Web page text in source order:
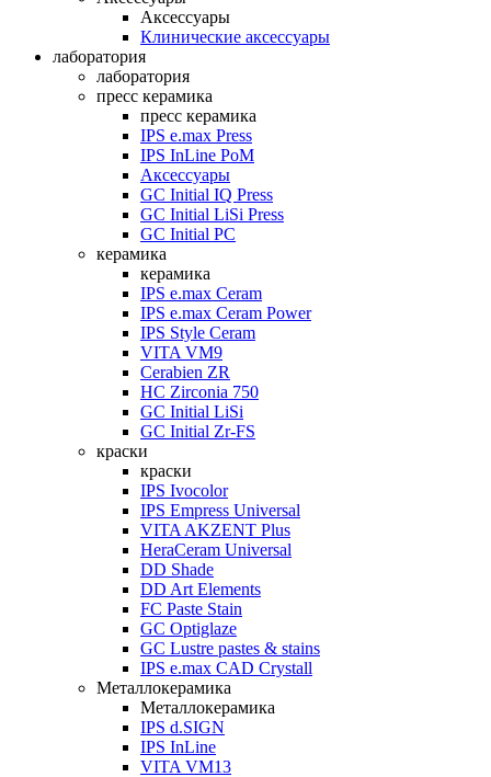
Аксессуары
Клинические аксессуары
лаборатория
лаборатория
пресс керамика
пресс керамика
IPS e.max Press
IPS InLine PoM
Аксессуары
GC Initial IQ Press
GC Initial LiSi Press
GC Initial PC
керамика
керамика
IPS e.max Ceram
IPS e.max Ceram Power
IPS Style Ceram
VITA VM9
Cerabien ZR
HC Zirconia 750
GC Initial LiSi
GC Initial Zr-FS
краски
краски
IPS Ivocolor
IPS Empress Universal
VITA AKZENT Plus
HeraCeram Universal
DD Shade
DD Art Elements
FC Paste Stain
GC Optiglaze
GC Lustre pastes & stains
IPS e.max CAD Crystall
Металлокерамика
Металлокерамика
IPS d.SIGN
IPS InLine
VITA VM13